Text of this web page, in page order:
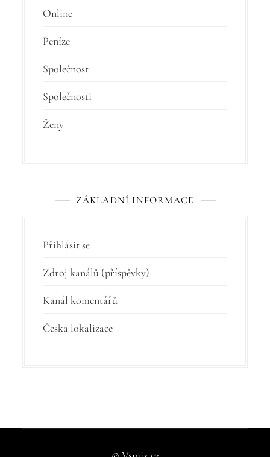
Online
Peníze
Společnost
Společnosti
Ženy
ZÁKLADNÍ INFORMACE
Přihlásit se
Zdroj kanálů (příspěvky)
Kanál komentářů
Česká lokalizace